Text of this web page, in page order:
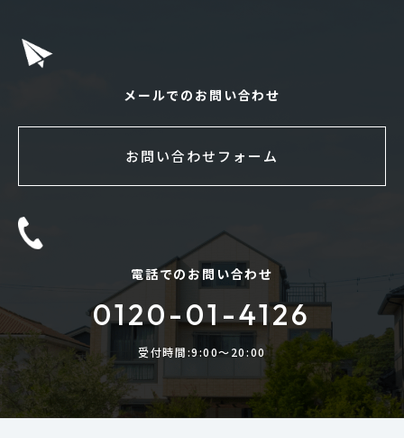
メールでのお問い合わせ
お問い合わせフォーム
電話でのお問い合わせ
0120-01-4126
受付時間:9:00〜20:00